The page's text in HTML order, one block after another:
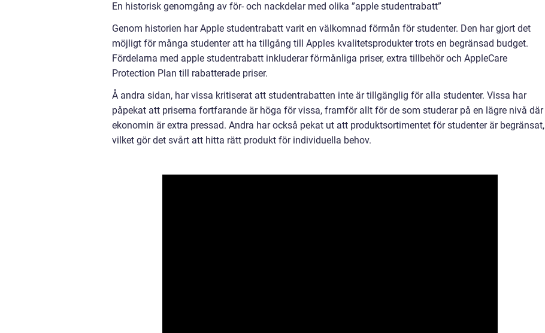
En historisk genomgång av för- och nackdelar med olika ”apple studentrabatt”
Genom historien har Apple studentrabatt varit en välkomnad förmån för studenter. Den har gjort det
möjligt för många studenter att ha tillgång till Apples kvalitetsprodukter trots en begränsad budget.
Fördelarna med apple studentrabatt inkluderar förmånliga priser, extra tillbehör och AppleCare
Protection Plan till rabatterade priser.
Å andra sidan, har vissa kritiserat att studentrabatten inte är tillgänglig för alla studenter. Vissa har
påpekat att priserna fortfarande är höga för vissa, framför allt för de som studerar på en lägre nivå där
ekonomin är extra pressad. Andra har också pekat ut att produktsortimentet för studenter är begränsat,
vilket gör det svårt att hitta rätt produkt för individuella behov.